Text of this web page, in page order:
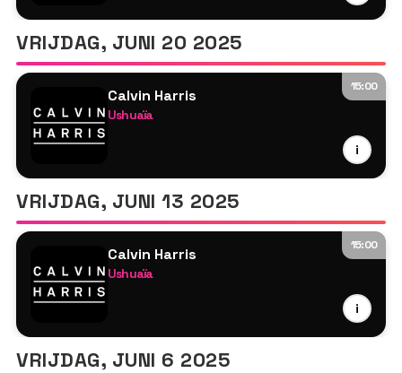
Tyson O'Brien
VRIJDAG, JUNI 20 2025
15:00
Calvin Harris
Ushuaïa
i
Tyson O'Brien
VRIJDAG, JUNI 13 2025
15:00
Calvin Harris
Ushuaïa
i
Tyson O'Brien
VRIJDAG, JUNI 6 2025